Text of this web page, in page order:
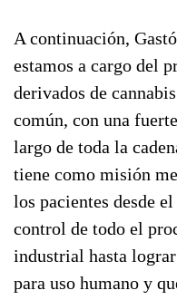
A continuación,
estamos a cargo del
derivados de
común, con una
largo de toda la
tiene como misión
los pacientes desde
control de todo el
industrial hasta
para uso humano y